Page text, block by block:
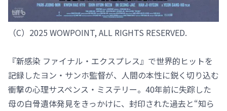
（C）2025 WOWPOINT, ALL RIGHTS RESERVED.
『新感染 ファイナル・エクスプレス』で世界的ヒットを
記録したヨン・サンホ監督が、人間の本性に鋭く切り込む
衝撃の心理サスペンス・ミステリー。40年前に失踪した
母の白骨遺体発見をきっかけに、封印された過去と“知ら